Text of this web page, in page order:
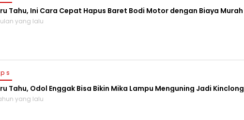
Tahu, Ini Cara Cepat Hapus Baret Bodi Motor dengan Biaya Murah
yang lalu
Tahu, Odol Enggak Bisa Bikin Mika Lampu Menguning Jadi Kinclong
yang lalu